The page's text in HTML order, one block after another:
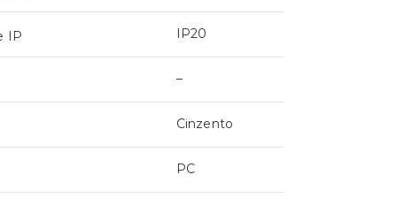
IP IP20
–
Cinzento
PC